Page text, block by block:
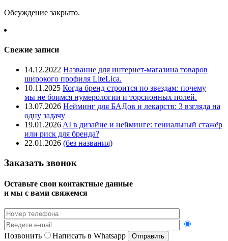
Обсуждение закрыто.
Свежие записи
14.12.2022 Название для интернет-магазина товаров
широкого профиля LiteLica.
10.11.2025 Когда бренд строится по звездам: почему
мы не боимся нумерологии и торсионных полей.
13.07.2026 Нейминг для БАДов и лекарств: 3 взгляда на
одну задачу
19.01.2026 AI в дизайне и нейминге: гениальный стажёр
или риск для бренда?
22.01.2026 (без названия)
Заказать звонок
Оставьте свои контактные данные
и мы с вами свяжемся
Позвонить Написать в Whatsapp